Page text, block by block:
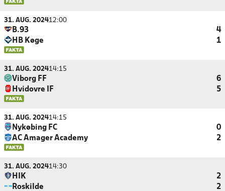
31. AUG. 202412:00
B.93
4
HB Køge
1
31. AUG. 202414:15
Viborg FF
6
Hvidovre IF
5
31. AUG. 202414:15
Nykøbing FC
0
AC Amager Academy
2
31. AUG. 202414:30
HIK
2
Roskilde
2